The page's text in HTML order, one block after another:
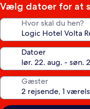
Vælg datoer for at
Hvor skal du hen?
Datoer
Gæster